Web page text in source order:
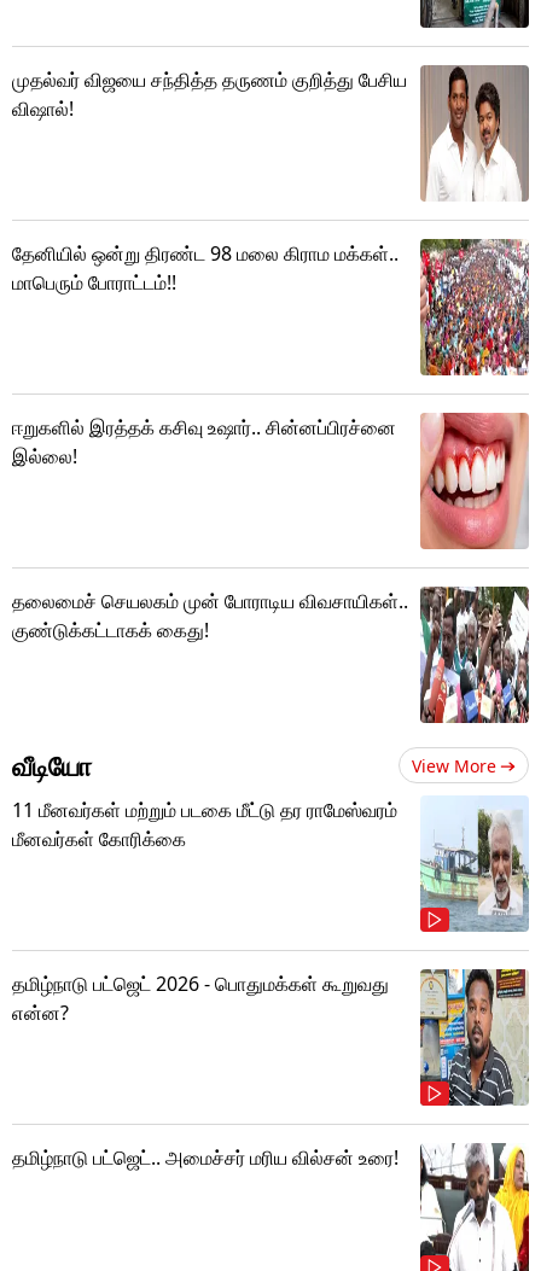
முதல்வர் விஜயை சந்தித்த தருணம் குறித்து பேசிய
விஷால்!
தேனியில் ஒன்று திரண்ட 98 மலை கிராம மக்கள்..
மாபெரும் போராட்டம்!!
ஈறுகளில் இரத்தக் கசிவு உஷார்.. சின்னப்பிரச்னை
இல்லை!
தலைமைச் செயலகம் முன் போராடிய விவசாயிகள்..
குண்டுக்கட்டாகக் கைது!
வீடியோ View More
11 மீனவர்கள் மற்றும் படகை மீட்டு தர ராமேஸ்வரம்
மீனவர்கள் கோரிக்கை
தமிழ்நாடு பட்ஜெட் 2026 - பொதுமக்கள் கூறுவது
என்ன?
தமிழ்நாடு பட்ஜெட்.. அமைச்சர் மரிய வில்சன் உரை!